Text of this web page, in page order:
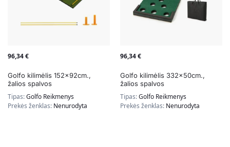
96,34€
Golfo kilimėlis 152x92cm.,
žalios spalvos
Tipas:Golfo Reikmenys
Prekės ženklas: Nenurodyta
96,34€
Golfo kilimėlis 332x50cm.,
žalios spalvos
Tipas:Golfo Reikmenys
Prekės ženklas: Nenurodyta